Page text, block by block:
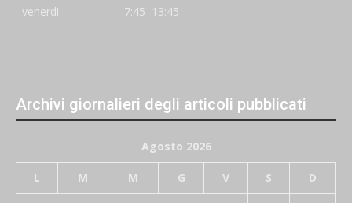
venerdi:
7:45–13:45
Archivi giornalieri degli articoli pubblicati
Agosto 2026
L M M G V S D